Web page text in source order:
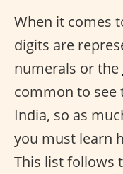
When it comes
digits are
numerals or the
common to see
India, so as
you must learn
This list follows